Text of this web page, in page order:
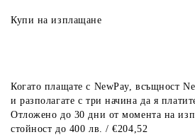
Купи на изплащане
Когато плащате с NewPay, всъщност
и разполагате с три начина да я
Отложено до 30 дни от момента на
стойност до 400 лв. / €204,52